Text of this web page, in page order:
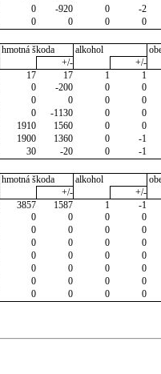
0 -920 0 -2
0 0 0 0
hmotná škoda alkohol
+/- +/-
17 17 1 1
0 -200 0 0
0 0 0 0
0 -1130 0 0
1910 1560 0 0
1900 1360 0 -1
30 -20 0 -1
hmotná škoda alkohol
+/- +/-
3857 1587 1 -1
0 0 0 0
0 0 0 0
0 0 0 0
0 0 0 0
0 0 0 0
0 0 0 0
0 0 0 0